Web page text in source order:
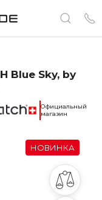
Blue Sky, by
Официальный
магазин
НОВИНКА